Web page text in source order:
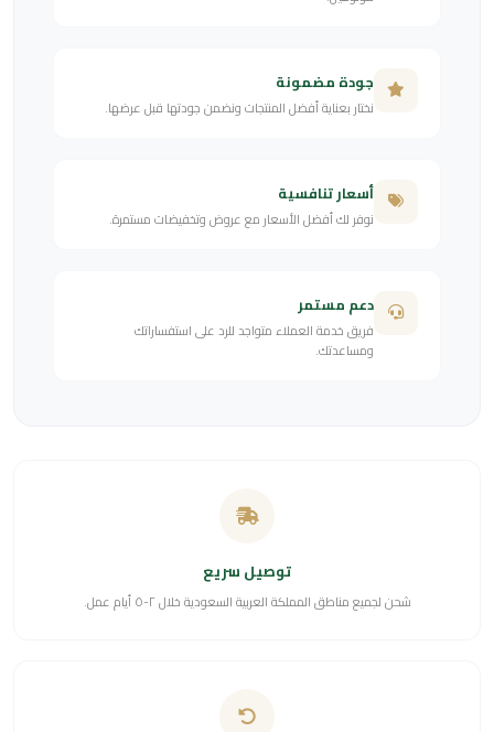
جودة مضمونة
نختار بعناية أفضل المنتجات ونضمن جودتها قبل عرضها.
أسعار تنافسية
نوفر لك أفضل الأسعار مع عروض وتخفيضات مستمرة.
دعم مستمر
فريق خدمة العملاء متواجد للرد على استفساراتك
ومساعدتك.
توصيل سريع
شحن لجميع مناطق المملكة العربية السعودية خلال ٢-٥ أيام عمل.